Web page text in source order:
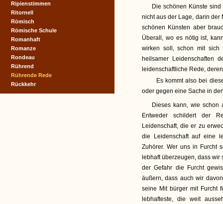
Die schönen Künste
nicht aus der Lage, darin der
schönen Künsten aber
Überall, wo es nötig ist,
wirken soll, schon mit sich
heilsamer Leidenschaften
leidenschaftliche Rede,
Es kommt also bei
oder gegen eine Sache in
Dieses kann, wie schon
Entweder schildert der
Leidenschaft, die er zu
die Leidenschaft auf eine
Zuhörer. Wer uns in Furcht
lebhaft überzeugen, dass
der Gefahr die Furcht
äußern, dass auch wir
seine Mit bürger mit Furcht
lebhafteste, die weit
Ripienstimmen
Ritornell
Römisch
Römische Schule
Romanhaft
Romanze
Rondeau
Rührend
Rührende Rede
Rückkehr